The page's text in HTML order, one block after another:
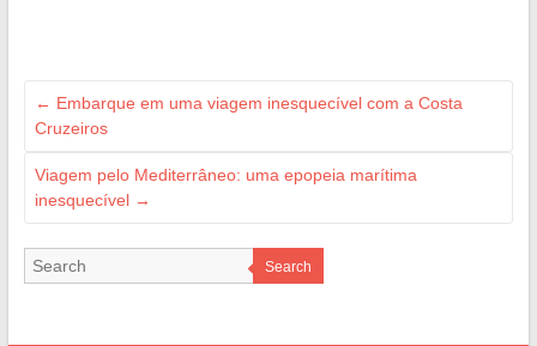
← Embarque em uma viagem inesquecível com a Costa
Cruzeiros
Viagem pelo Mediterrâneo: uma epopeia marítima
inesquecível →
Search